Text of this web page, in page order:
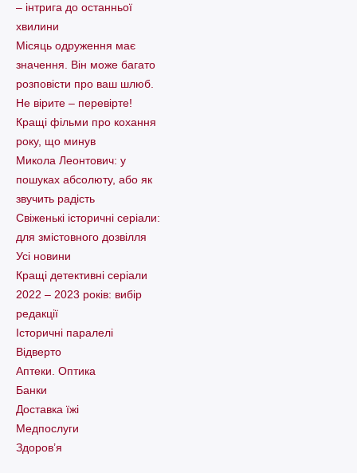
– інтрига до останньої
хвилини
Місяць одруження має
значення. Він може багато
розповісти про ваш шлюб.
Не вірите – перевірте!
Кращі фільми про кохання
року, що минув
Микола Леонтович: у
пошуках абсолюту, або як
звучить радість
Свіженькі історичні серіали:
для змістовного дозвілля
Усі новини
Кращі детективні серіали
2022 – 2023 років: вибір
редакції
Історичні паралелі
Відверто
Аптеки. Оптика
Банки
Доставка їжі
Медпослуги
Здоров’я